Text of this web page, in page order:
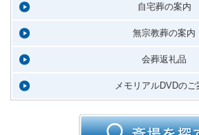
自宅葬の案内
無宗教葬の案内
会葬返礼品
メモリアルDVDのご